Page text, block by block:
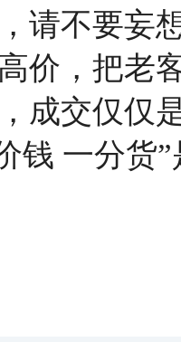
请不要妄
价，把老
成交仅仅
钱 一分货